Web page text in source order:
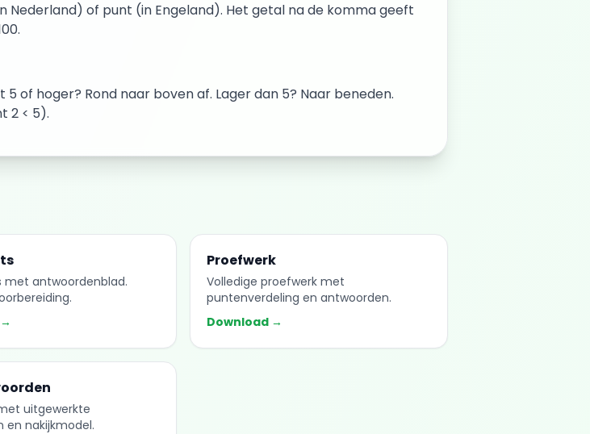
Nederland) of punt (in Engeland). Het getal na de komma geeft
of hoger? Rond naar boven af. Lager dan 5? Naar beneden.
2 < 5).
antwoordenblad.
Proefwerk
Volledige proefwerk met
puntenverdeling en antwoorden.
Download →
uitgewerkte
en nakijkmodel.